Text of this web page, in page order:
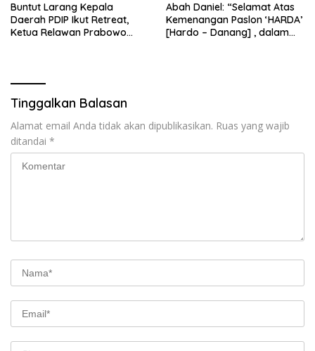
Buntut Larang Kepala
Daerah PDIP Ikut Retreat,
Ketua Relawan Prabowo
Abah Daniel: “Selamat Atas
Kemenangan Paslon ‘HARDA’
[Hardo – Danang] , dalam
Tinggalkan Balasan
Alamat email Anda tidak akan dipublikasikan. Ruas yang wajib
ditandai *